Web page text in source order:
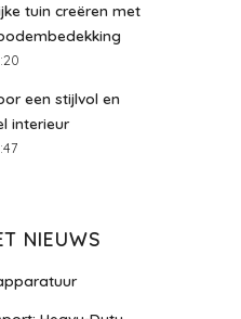
tuin creëren met
een stijlvol en
interieur
NIEUWS